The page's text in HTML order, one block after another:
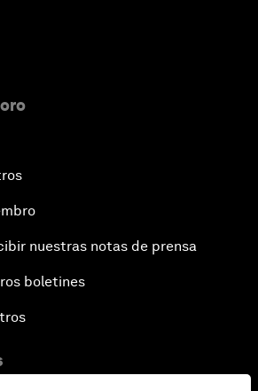
nuestras notas de prensa
boletines